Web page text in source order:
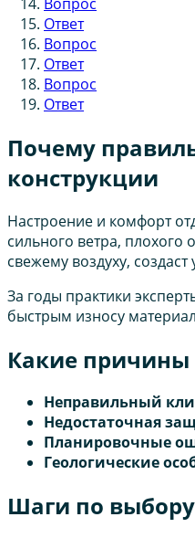
Ответ
Вопрос
Ответ
Вопрос
Ответ
Почему
конструкции
Настроение и комфорт
сильного ветра,
свежему воздуху,
За годы практики
быстрым износу
Какие причины
Неправильный
Недостаточная
Планировочные
Геологические
Шаги по